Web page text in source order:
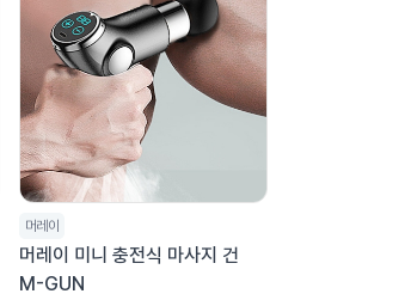
머레이
머레이 미니 충전식 마사지 건
M-GUN